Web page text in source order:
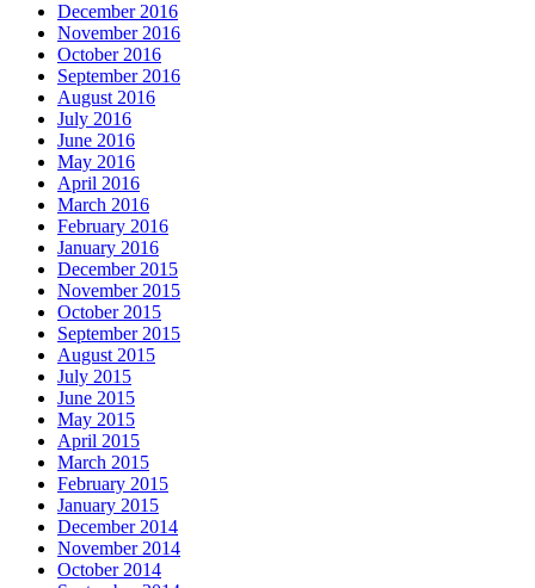
December 2016
November 2016
October 2016
September 2016
August 2016
July 2016
June 2016
May 2016
April 2016
March 2016
February 2016
January 2016
December 2015
November 2015
October 2015
September 2015
August 2015
July 2015
June 2015
May 2015
April 2015
March 2015
February 2015
January 2015
December 2014
November 2014
October 2014